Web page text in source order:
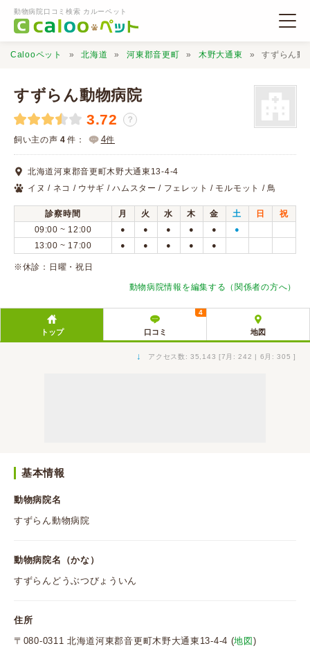
動物病院口コミ検索 カルーペット
動物病院検索
口コミ検索
Calooペットとは？
口コミ投稿
Calooペット 北海道 河東郡音更町 木野大通東 すずらん動
すずらん動物病院
3.72 ？
飼い主の声 4 件： 4件
北海道河東郡音更町木野大通東13-4-4
イヌ / ネコ / ウサギ / ハムスター / フェレット / モルモット / 鳥
診察時間 月 火 水 木 金 土 日
祝
09:00 ~ 12:00
● ● ● ● ● ●
13:00 ~ 17:00 ● ● ● ● ●
※休診：日曜・祝日
動物病院情報を編集する（関係者の方へ）
トップ 口コミ
4
地図
↓ アクセス数: 35,143 [7月: 242 | 6月: 305 ]
基本情報
動物病院名
すずらん動物病院
動物病院名（かな）
すずらんどうぶつびょういん
住所
〒080-0311 北海道河東郡音更町木野大通東13-4-4 (地図 )